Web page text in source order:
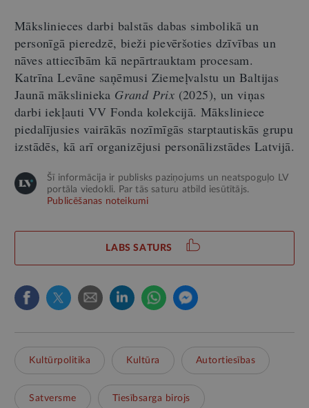
Mākslinieces darbi balstās dabas simbolikā un
personīgā pieredzē, bieži pievēršoties dzīvības un
nāves attiecībām kā nepārtrauktam procesam.
Katrīna Levāne saņēmusi Ziemeļvalstu un Baltijas
Jaunā mākslinieka Grand Prix (2025), un viņas
darbi iekļauti VV Fonda kolekcijā. Māksliniece
piedalījusies vairākās nozīmīgās starptautiskās grupu
izstādēs, kā arī organizējusi personālizstādes Latvijā.
Šī informācija ir publisks paziņojums un neatspoguļo LV
portāla viedokli. Par tās saturu atbild iesūtītājs.
Publicēšanas noteikumi
LABS SATURS
Kultūrpolitika Kultūra Autortiesības
Satversme Tiesībsarga birojs